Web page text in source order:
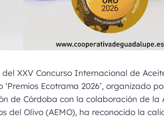
del XXV Concurso Internacional de
‘Premios Ecotrama 2026’, organizado
de Córdoba con la colaboración de la
del Olivo (AEMO), ha reconocido la